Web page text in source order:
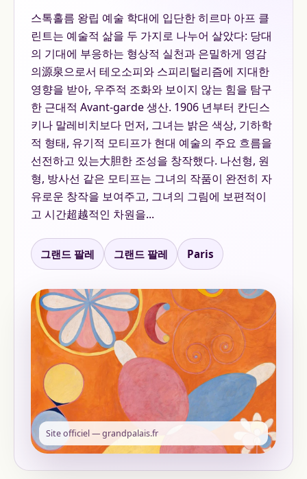
스톡홀름 왕립 예술 학대에 입단한 히르마 아프 클
린트는 예술적 삶을 두 가지로 나누어 살았다: 당대
의 기대에 부응하는 형상적 실천과 은밀하게 영감
의源泉으로서 테오소피와 스피리털리즘에 지대한
영향을 받아, 우주적 조화와 보이지 않는 힘을 탐구
한 근대적 Avant-garde 생산. 1906 년부터 칸딘스
키나 말레비치보다 먼저, 그녀는 밝은 색상, 기하학
적 형태, 유기적 모티프가 현대 예술의 주요 흐름을
선전하고 있는大胆한 조성을 창작했다. 나선형, 원
형, 방사선 같은 모티프는 그녀의 작품이 완전히 자
유로운 창작을 보여주고, 그녀의 그림에 보편적이
고 시간超越적인 차원을...
그랜드 팔레 그랜드 팔레 Paris
Site officiel — grandpalais.fr